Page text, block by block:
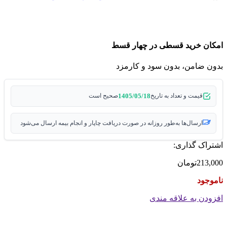
امکان خرید قسطی در چهار قسط
بدون ضامن، بدون سود و کارمزد
قیمت و تعداد به تاریخ1405/05/18صحیح است
ارسال‌ها به‌طور روزانه در صورت دریافت چاپار و انجام بیمه ارسال می‌شود
اشتراک گذاری:
213,000تومان
ناموجود
افزودن به علاقه مندی